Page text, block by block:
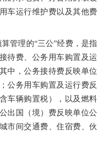
车运行维护费以及其他费
管理的“三公”经费，是指
待费、公务用车购置及运
中，公务接待费反映单位
公务用车购置及运行费反
车辆购置税），以及燃料
出国（境）费反映单位公
市间交通费、住宿费、伙